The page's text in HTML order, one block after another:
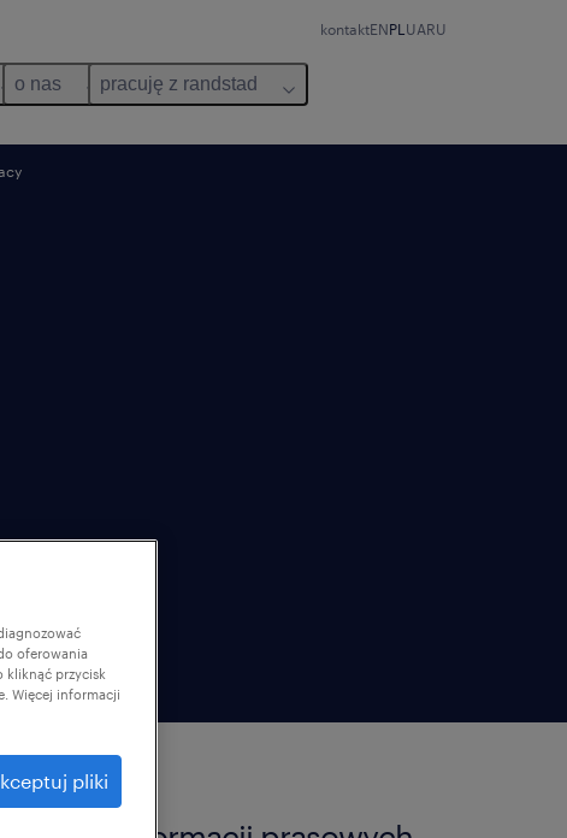
kontaktENPL UARU
o nas pracuję z randstad
oferowania
kliknąć przycisk
Więcej informacji
pliki